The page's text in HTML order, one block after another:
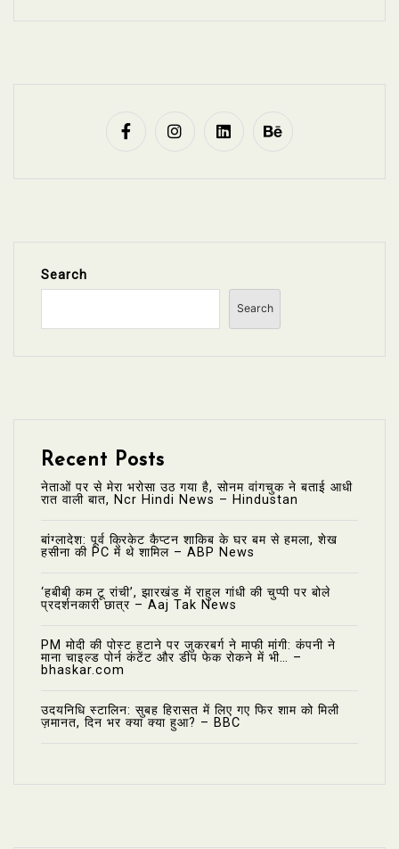
Search
Search
Recent Posts
नेताओं पर से मेरा भरोसा उठ गया है, सोनम वांगचुक ने बताई आधी
रात वाली बात, Ncr Hindi News – Hindustan
बांग्लादेश: पूर्व क्रिकेट कैप्टन शाकिब के घर बम से हमला, शेख
हसीना की PC में थे शामिल – ABP News
‘हबीबी कम टू रांची’, झारखंड में राहुल गांधी की चुप्पी पर बोले
प्रदर्शनकारी छात्र – Aaj Tak News
PM मोदी की पोस्ट हटाने पर जुकरबर्ग ने माफी मांगी: कंपनी ने
माना चाइल्ड पोर्न कंटेंट और डीप फेक रोकने में भी… –
bhaskar.com
उदयनिधि स्टालिन: सुबह हिरासत में लिए गए फिर शाम को मिली
ज़मानत, दिन भर क्या क्या हुआ? – BBC